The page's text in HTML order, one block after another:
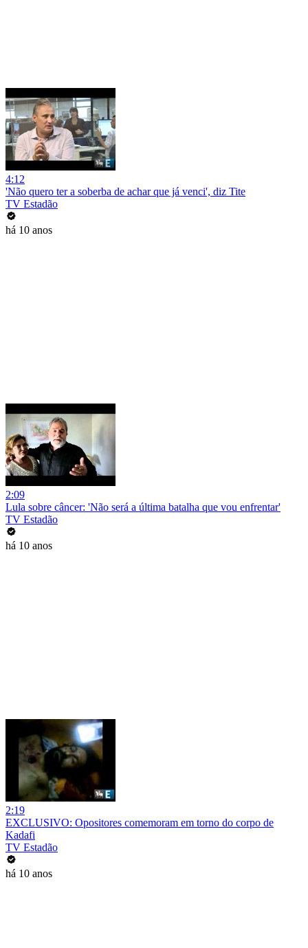
4:12
'Não quero ter a soberba de achar que já venci', diz Tite
TV Estadão
há 10 anos
2:09
Lula sobre câncer: 'Não será a última batalha que vou enfrentar'
TV Estadão
há 10 anos
2:19
EXCLUSIVO: Opositores comemoram em torno do corpo de
Kadafi
TV Estadão
há 10 anos